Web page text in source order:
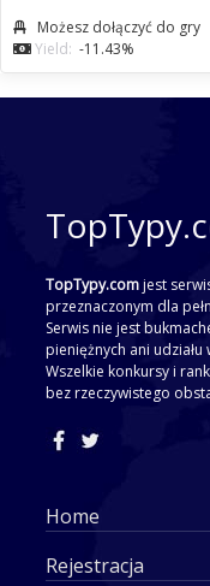
Możesz dołączyć do gry
Yield: -11.43%
TopTypy.comjest
przeznaczonym dla
Serwis nie jest
pieniężnych ani
Wszelkie konkursy i
bez rzeczywistego
Home
Rejestracja